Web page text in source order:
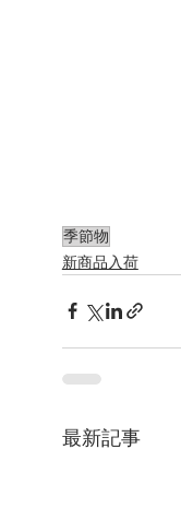
季節物
新商品入荷
最新記事